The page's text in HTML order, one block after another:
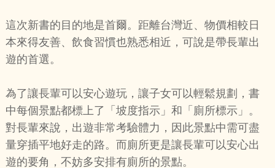
這次新書的目的地是首爾。距離台灣近、物價相較日
本來得友善、飲食習慣也熟悉相近，可說是帶長輩出
遊的首選。
為了讓長輩可以安心遊玩，讓子女可以輕鬆規劃，書
中每個景點都標上了「坡度指示」和「廁所標示」。
對長輩來說，出遊非常考驗體力，因此景點中需可盡
量穿插平地好走的路。而廁所更是讓長輩可以安心出
遊的要角，不妨多安排有廁所的景點。